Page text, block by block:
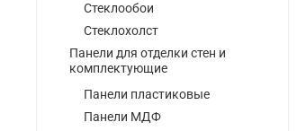
Стеклообои
Стеклохолст
Панели для отделки стен и
комплектующие
Панели пластиковые
Панели МДФ